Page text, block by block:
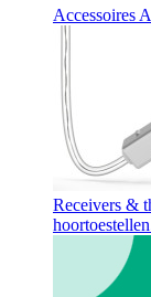
Accessoires
Receivers &